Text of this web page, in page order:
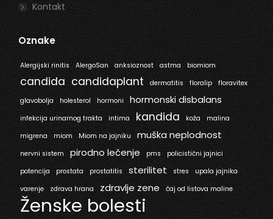
Kontakt
Oznake
Alergijski rinitis AlergoSan anksioznost astma biomiom
candida candidaplant dermatitis floralip
floravitex
glavobolja
holesterol hormoni hormonski disbalans
infekcija urinarnog trakta intima kandida koža
malina
migrena
miom Miom na jajniku muška neplodnost
nervni sistem pirodno lečenje pms
policistični jajnici
potencija
prostata prostatitis sterilitet stres
upala jajnika
varenje
zdrava hrana zdravlje zene čaj od listova maline
Ženske bolesti